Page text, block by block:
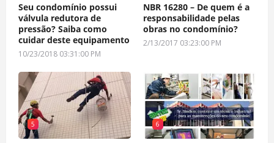
Seu condomínio possui
válvula redutora de
pressão? Saiba como
cuidar deste equipamento
10/23/2018 03:31:00 PM
NBR 16280 – De quem é a
responsabilidade pelas
obras no condomínio?
2/13/2017 03:23:00 PM
5 6